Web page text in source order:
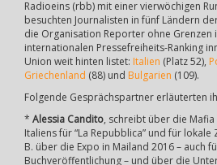
Radioeins (rbb) mit einer vierwöchigen
besuchten Journalisten in fünf Ländern
die Organisation Reporter ohne Grenzen
internationalen Pressefreiheits-Ranking
Union weit hinten listet: Italien (Platz 52),
Griechenland (88) und Bulgarien (109).
Folgende Gesprächspartner erläuterten
* Alessia Candito, schreibt über die
Italiens für “La Repubblica” und für lokale
B. über die Expo in Mailand 2016 – auch
Buchveröffentlichung – und über die